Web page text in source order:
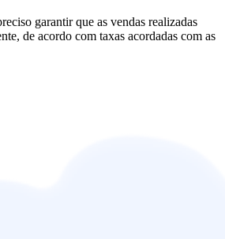
garantir que as vendas realizadas
de acordo com taxas acordadas com as